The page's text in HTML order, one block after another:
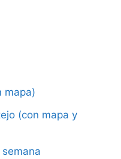
mapa)
(con mapa y